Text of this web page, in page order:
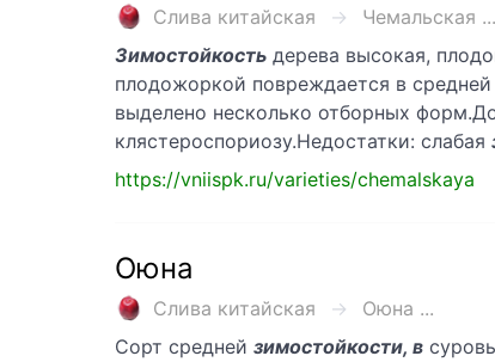
Слива китайская
Чемальская ...
Зимостойкость дерева высокая,
плодожоркой повреждается в
выделено несколько отборных
клястероспориозу.Недостатки: слабая
https://vniispk.ru/varieties/chemalskaya
Оюна
Слива китайская
Оюна ...
Сорт средней зимостойкости, в